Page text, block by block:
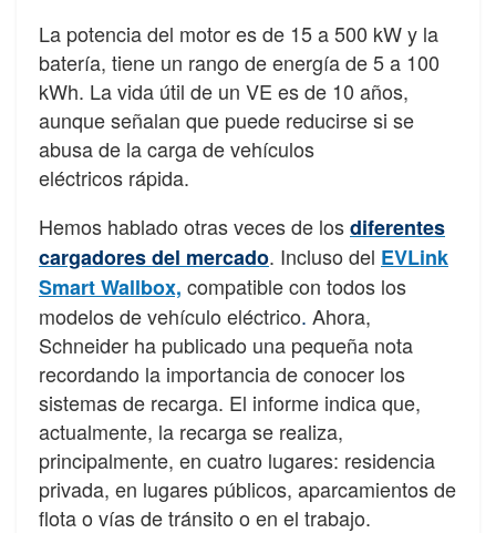
La potencia del motor es de 15 a 500 kW y la
batería, tiene un rango de energía de 5 a 100
kWh. La vida útil de un VE es de 10 años,
aunque señalan que puede reducirse si se
abusa de la carga de vehículos
eléctricos rápida.
Hemos hablado otras veces de losdiferentes
cargadores del mercado. Incluso del EVLink
Smart Wallbox, compatible con todos los
modelos de vehículo eléctrico. Ahora,
Schneider ha publicado una pequeña nota
recordando la importancia de conocer los
sistemas de recarga. El informe indica que,
actualmente, la recarga se realiza,
principalmente, en cuatro lugares: residencia
privada, en lugares públicos, aparcamientos de
flota o vías de tránsito o en el trabajo.